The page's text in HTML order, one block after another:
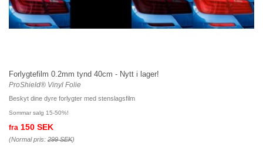
Forlygtefilm 0.2mm tynd 40cm - Nytt i lager!
ProShield® Vinyl Folie
Beskyt dine dyre forlygter med stenslagsfilm
Sommar salg 15-50%!
fra 150 SEK
(Normal pris: 299 SEK)